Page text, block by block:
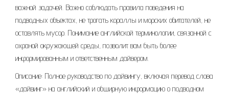
важной задачей. Важно соблюдать правила поведения на
подводных объектах, не трогать кораллы и морских обитателей, не
оставлять мусор. Понимание английской терминологии, связанной с
охраной окружающей среды, позволит вам быть более
информированным и ответственным дайвером.
Описание: Полное руководство по дайвингу, включая перевод слова
«дайвинг» на английский и обширную информацию о подводном